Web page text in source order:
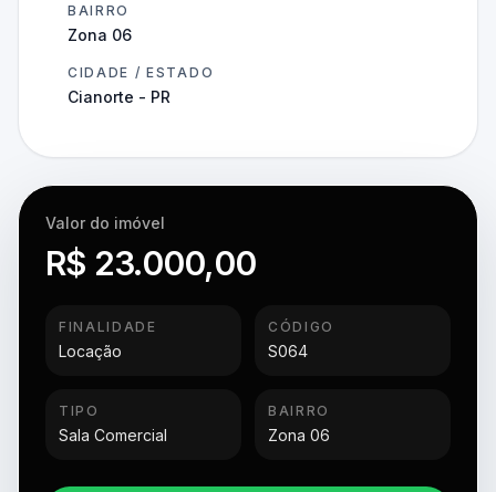
BAIRRO
Zona 06
CIDADE / ESTADO
Cianorte - PR
Valor do imóvel
R$ 23.000,00
FINALIDADE
Locação
CÓDIGO
S064
TIPO
Sala Comercial
BAIRRO
Zona 06